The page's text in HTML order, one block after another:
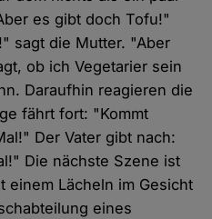
es gibt doch Tofu!"
sagt die Mutter. "Aber
ob ich Vegetarier sein
Daraufhin reagieren die
fährt fort: "Kommt
Der Vater gibt nach:
Die nächste Szene ist
einem Lächeln im Gesicht
eines